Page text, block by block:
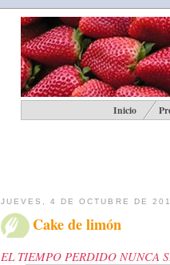
Inicio
JUEVES, 4 DE OCTUBRE DE
Cake de limón
EL TIEMPO PERDIDO NUNCA